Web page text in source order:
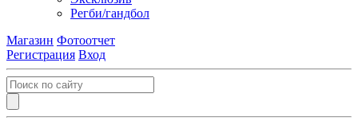
Регби/гандбол
Магазин Фотоотчет
Регистрация Вход